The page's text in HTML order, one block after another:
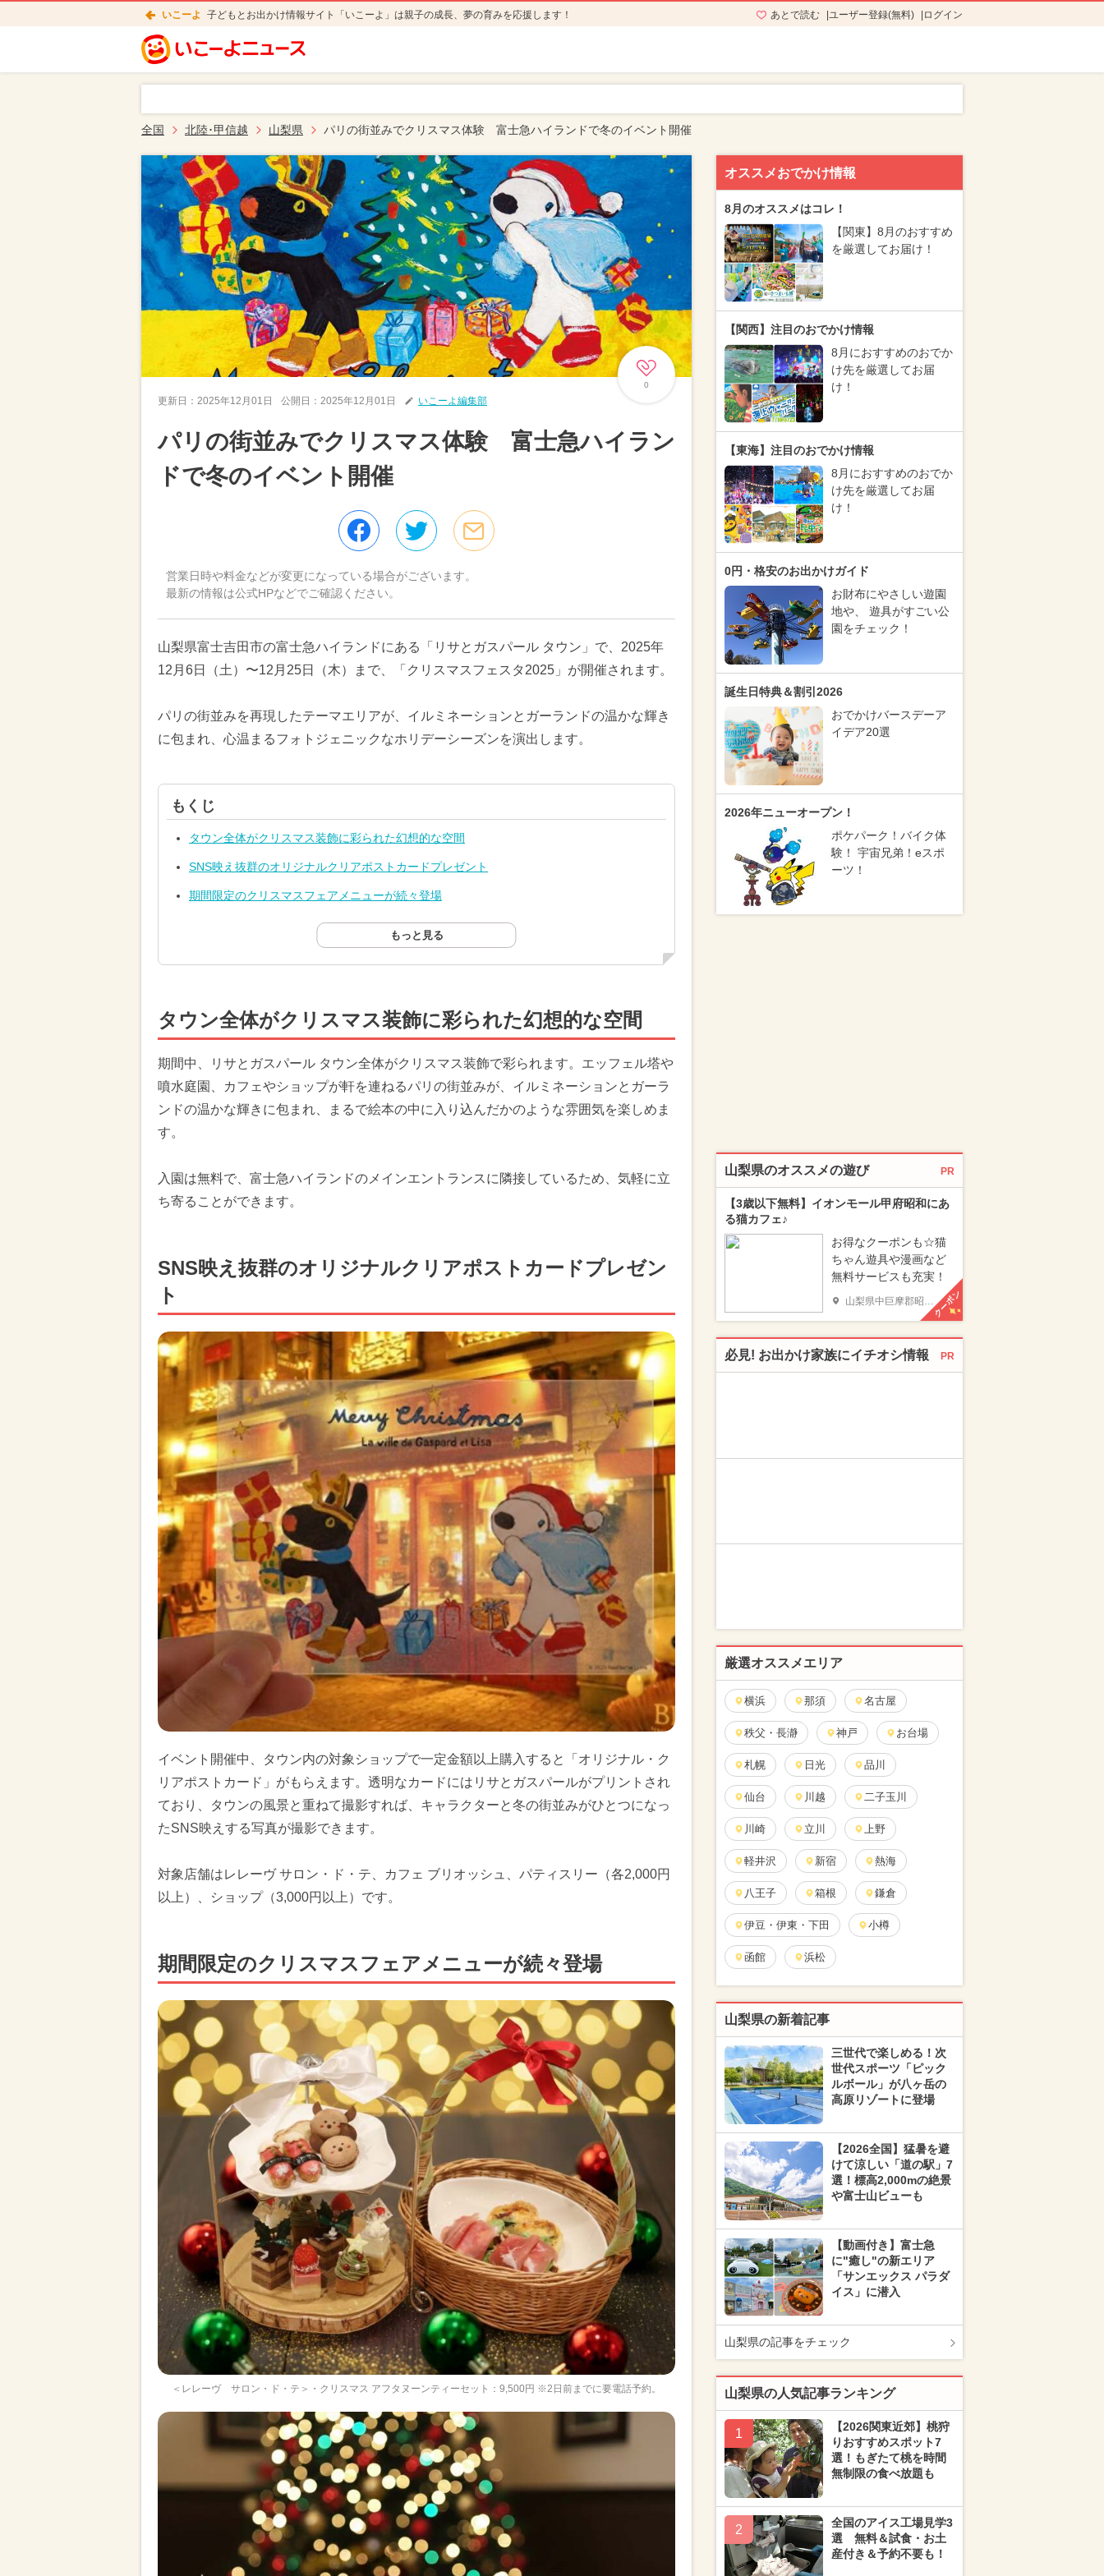
いこーよ 子どもとお出かけ情報サイト「いこーよ」は親子の成長、夢の育みを応援します！ あとで読む ユーザー登録(無料) ログイン
全国 北陸･甲信越 山梨県 パリの街並みでクリスマス体験 富士急ハイランドで冬のイベント開催
0
更新日： 2025年12月01日 公開日： 2025年12月01日 いこーよ編集部
パリの街並みでクリスマス体験 富士急ハイラン
ドで冬のイベント開催
営業日時や料金などが変更になっている場合がございます。
最新の情報は公式HPなどでご確認ください。
山梨県富士吉田市の富士急ハイランドにある「リサとガスパール タウン」で、2025年
12月6日（土）〜12月25日（木）まで、「クリスマスフェスタ2025」が開催されます。
パリの街並みを再現したテーマエリアが、イルミネーションとガーランドの温かな輝き
に包まれ、心温まるフォトジェニックなホリデーシーズンを演出します。
もくじ
タウン全体がクリスマス装飾に彩られた幻想的な空間
SNS映え抜群のオリジナルクリアポストカードプレゼント
期間限定のクリスマスフェアメニューが続々登場
もっと見る
タウン全体がクリスマス装飾に彩られた幻想的な空間
期間中、リサとガスパール タウン全体がクリスマス装飾で彩られます。エッフェル塔や
噴水庭園、カフェやショップが軒を連ねるパリの街並みが、イルミネーションとガーラ
ンドの温かな輝きに包まれ、まるで絵本の中に入り込んだかのような雰囲気を楽しめま
す。
入園は無料で、富士急ハイランドのメインエントランスに隣接しているため、気軽に立
ち寄ることができます。
SNS映え抜群のオリジナルクリアポストカードプレゼン
ト
イベント開催中、タウン内の対象ショップで一定金額以上購入すると「オリジナル・ク
リアポストカード」がもらえます。透明なカードにはリサとガスパールがプリントされ
ており、タウンの風景と重ねて撮影すれば、キャラクターと冬の街並みがひとつになっ
たSNS映えする写真が撮影できます。
対象店舗はレレーヴ サロン・ド・テ、カフェ ブリオッシュ、パティスリー（各2,000円
以上）、ショップ（3,000円以上）です。
期間限定のクリスマスフェアメニューが続々登場
＜レレーヴ サロン・ド・テ＞・クリスマス アフタヌーンティーセット：9,500円 ※2日前までに要電話予約。
オススメおでかけ情報
8月のオススメはコレ！
【関東】8月のおすすめ
を厳選してお届け！
【関西】注目のおでかけ情報
8月におすすめのおでか
け先を厳選してお届
け！
【東海】注目のおでかけ情報
8月におすすめのおでか
け先を厳選してお届
け！
0円・格安のお出かけガイド
お財布にやさしい遊園
地や、 遊具がすごい公
園をチェック！
誕生日特典＆割引2026
おでかけバースデーア
イデア20選
2026年ニューオープン！
ポケパーク！バイク体
験！ 宇宙兄弟！eスポ
ーツ！
山梨県のオススメの遊び PR
【3歳以下無料】イオンモール甲府昭和にあ
る猫カフェ♪
お得なクーポンも☆猫
ちゃん遊具や漫画など
無料サービスも充実！
山梨県中巨摩郡昭和町 クーポン
必見! お出かけ家族にイチオシ情報 PR
厳選オススメエリア
横浜 那須 名古屋
秩父・長瀞 神戸 お台場
札幌 日光 品川
仙台 川越 二子玉川
川崎 立川 上野
軽井沢 新宿 熱海
八王子 箱根 鎌倉
伊豆・伊東・下田 小樽
函館 浜松
山梨県の新着記事
三世代で楽しめる！次
世代スポーツ「ピック
ルボール」が八ヶ岳の
高原リゾートに登場
【2026全国】猛暑を避
けて涼しい「道の駅」7
選！標高2,000mの絶景
や富士山ビューも
【動画付き】富士急
に"癒し"の新エリア
「サンエックス パラダ
イス」に潜入
山梨県の記事をチェック
山梨県の人気記事ランキング
1
【2026関東近郊】桃狩
りおすすめスポット7
選！もぎたて桃を時間
無制限の食べ放題も
2
全国のアイス工場見学3
選 無料＆試食・お土
産付き＆予約不要も！